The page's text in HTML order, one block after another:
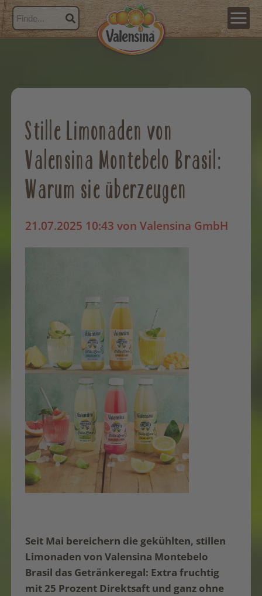
Stille Limonaden von
Valensina Montebelo Brasil:
Warum sie überzeugen
21.07.2025 10:43 von Valensina GmbH
Seit Mai bereichern die gekühlten, stillen
Limonaden von Valensina Montebelo
Brasil das Getränkeregal: Extra fruchtig
mit 25 Prozent Direktsaft und ganz ohne